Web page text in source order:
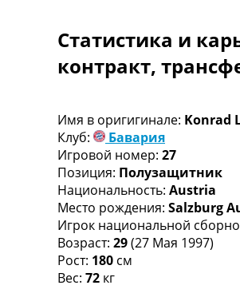
Англия. Премьер
Испания. Ла Лига
Другие Турниры
Таблицы групп
Украина. Премьер-
Украина. Первая
Лига Чемпионов.
Англия. Премьер-
Испания. Ла Лига
Все таблицы >>>
Рейтинги
Рейтинг стран УЕФА
Статистика и
контракт,
Имя в оригигинале: Konrad
Клуб:
Бавария
Игровой номер: 27
Позиция: Полузащитник
Национальность: Austria
Место рождения: Salzburg
Игрок национальной
Возраст: 29(27 Мая 1997)
Рост: 180 см
Вес: 72 кг